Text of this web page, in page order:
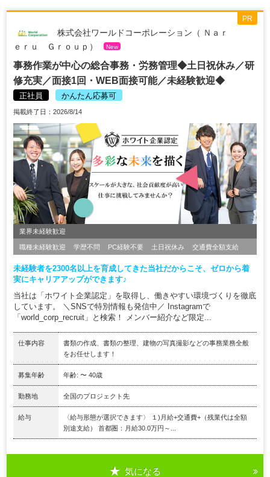
株式会社ワールドコーポレーション（ Ｎａｒ
ｅｒｕ Ｇｒｏｕｐ）
New
事務作業が中心の総合事務・労務管理◆土日祝休み／研
修充実／面接1回・WEB面接可能／未経験歓迎◆
正社員 かんたん応募可
掲載終了日：2026/8/14
業界未経験歓迎
職種未経験歓迎 学歴不問 PC経験不要 土日祝休み 交通費全額支給
未経験者を2300名以上を育成してきた当社だからこそ、ゼロから着
実にキャリアアップができます♪
当社は「ホワイト企業認定」を取得し、働きやすい環境づくりを徹底
しています。 ＼SNSで特別情報も発信中／ Instagramで
「world_corp_recruit」と検索！ メンバー紹介など限定...
仕事内容
書類の作成、書類の整理、建物の写真撮影などの事務業務全般
をお任せします！
募集年齢 年齢: 〜 40歳
勤務地 全国のプロジェクト先
給与
〈給与形態が選択できます〉 １)月給+交通費+（残業代は全額
別途支給） 首都圏：月給30.0万円～...
気になる
PR